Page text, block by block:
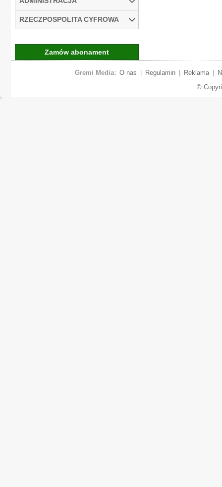
RZECZPOSPOLITA CYFROWA
Zamów abonament
Gremi Media: O nas Regulamin Reklama
©